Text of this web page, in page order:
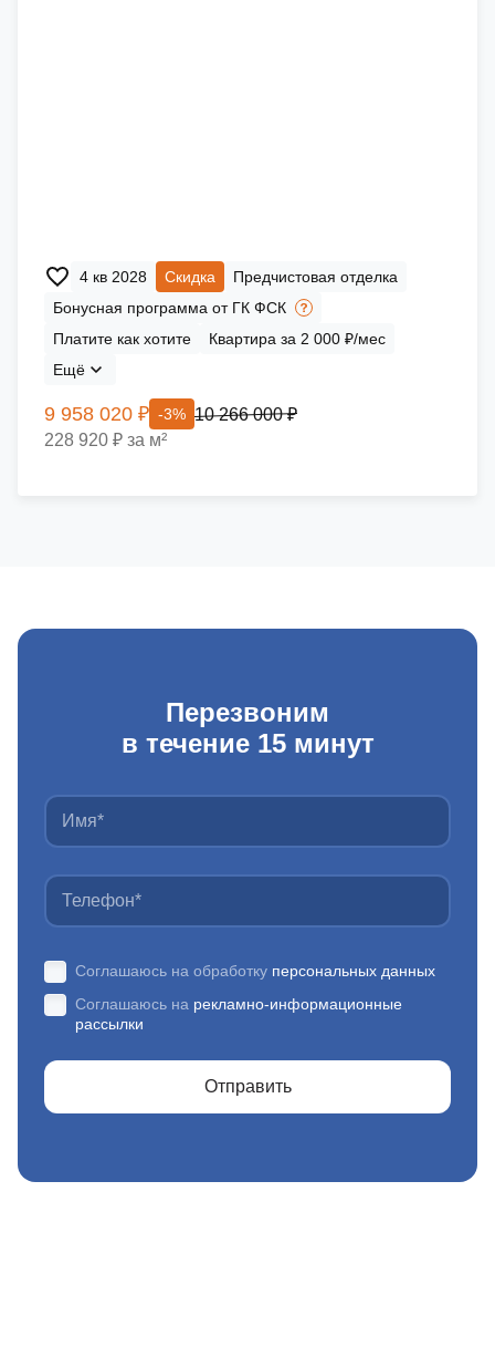
4 кв 2028 Скидка
Предчистовая отделка
Бонусная программа от ГК ФСК
Платите как хотите
Квартира за 2 000 ₽/мес
Ещё
9 958 020 ₽ -3% 10 266 000 ₽
228 920 ₽ за м²
Перезвоним
в течение 15 минут
Соглашаюсь на обработку персональных данных
Соглашаюсь на рекламно-информационные
рассылки
Отправить